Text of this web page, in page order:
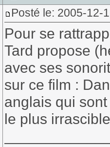
Posté le: 2005-12-
Pour se
Tard propose
avec ses
sur ce film :
anglais qui
le plus